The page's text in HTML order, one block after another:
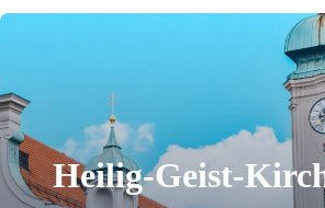
Heilig-Geist-